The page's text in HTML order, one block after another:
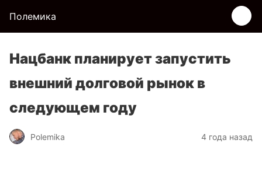
Полемика
Нацбанк планирует запустить
внешний долговой рынок в
следующем году
Polemika 4 года назад